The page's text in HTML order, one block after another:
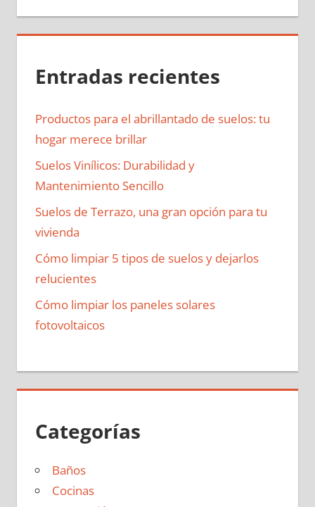
Entradas recientes
Productos para el abrillantado de suelos: tu
hogar merece brillar
Suelos Vinílicos: Durabilidad y
Mantenimiento Sencillo
Suelos de Terrazo, una gran opción para tu
vivienda
Cómo limpiar 5 tipos de suelos y dejarlos
relucientes
Cómo limpiar los paneles solares
fotovoltaicos
Categorías
Baños
Cocinas